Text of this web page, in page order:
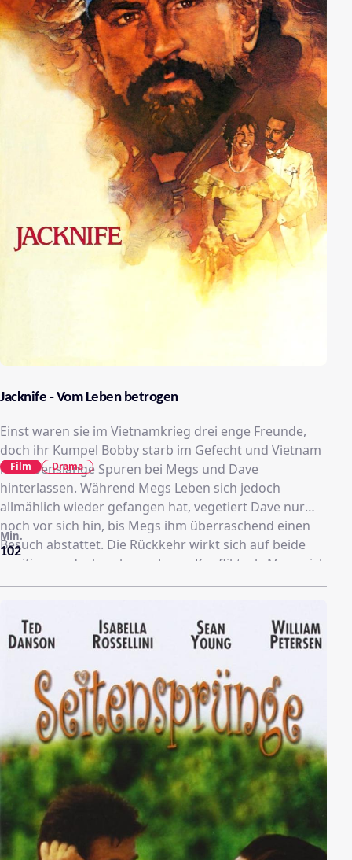
Jacknife - Vom Leben betrogen
Einst waren sie im Vietnamkrieg drei enge Freunde,
doch ihr Kumpel Bobby starb im Gefecht und Vietnam
hat lebenslange Spuren bei Megs und Dave
hinterlassen. Während Megs Leben sich jedoch
allmählich wieder gefangen hat, vegetiert Dave nur
noch vor sich hin, bis Megs ihm überraschend einen
Besuch abstattet. Die Rückkehr wirkt sich auf beide
positiv aus, doch es kommt zum Konflikt, als Megs sich
in Daves Schwester Martha verliebt, die für Dave all die
102
Min.
Film Drama